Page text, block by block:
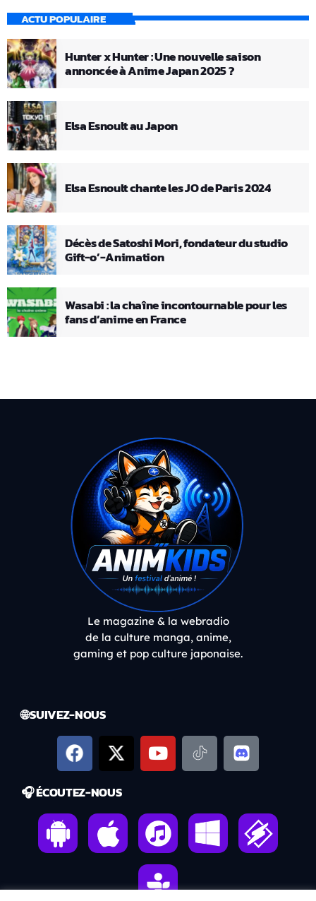
ACTU POPULAIRE
Hunter x Hunter : Une nouvelle saison
annoncée à Anime Japan 2025 ?
Elsa Esnoult au Japon
Elsa Esnoult chante les JO de Paris 2024
Décès de Satoshi Mori, fondateur du studio
Gift-o’-Animation
Wasabi : la chaîne incontournable pour les
fans d’anime en France
Le magazine & la webradio
de la culture manga, anime,
gaming et pop culture japonaise.
🌐 SUIVEZ-NOUS
🎧 ÉCOUTEZ-NOUS